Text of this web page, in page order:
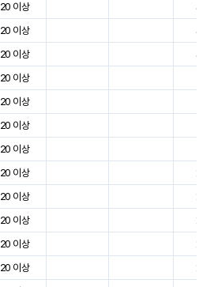
20 이상
20 이상
20 이상
20 이상
20 이상
20 이상
20 이상
20 이상
20 이상
20 이상
20 이상
20 이상